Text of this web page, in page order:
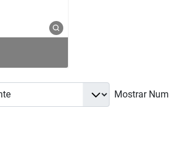
Mostrar Num